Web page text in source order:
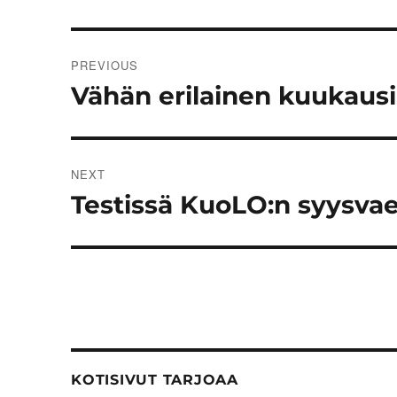
navigation
PREVIOUS
Previous
Vähän erilainen kuukausi
NEXT
Next
Testissä KuoLO:n
KOTISIVUT TARJOAA